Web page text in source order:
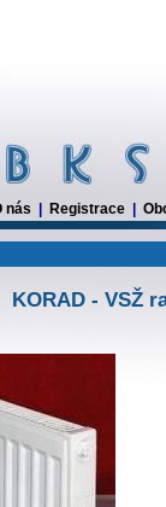
nás Registrace
KORAD - VSŽ